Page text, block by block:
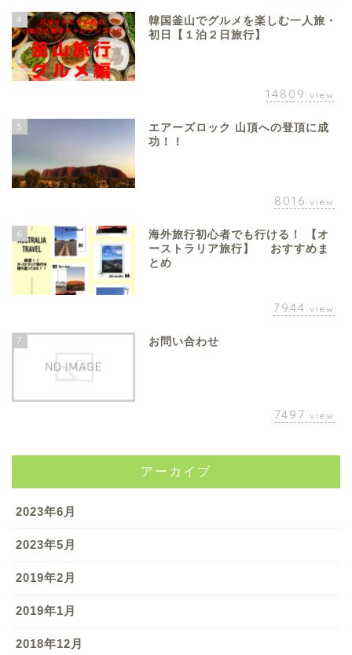
4
韓国釜山でグルメを楽しむ一人旅・
初日【１泊２日旅行】
14809 view
5
エアーズロック 山頂への登頂に成
功！！
8016 view
6
海外旅行初心者でも行ける！ 【オ
ーストラリア旅行】 おすすめま
とめ
7944 view
7 お問い合わせ
7497 view
アーカイブ
2023年6月
2023年5月
2019年2月
2019年1月
2018年12月